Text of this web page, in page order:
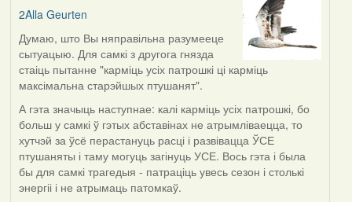
2Alla Geurten
Думаю, што Вы няправільна разумееце
сытуацыю. Для самкі з другога гнязда
стаіць пытанне "карміць усіх патрошкі ці карміць
максімальна старэйшых птушанят".
А гэта значыць наступнае: калі карміць усіх патрошкі, бо
больш у самкі ў гэтых абставінах не атрымліваецца, то
хутчэй за ўсё перастануць расці і развівацца ЎСЕ
птушаняты і таму могуць загінуць УСЕ. Вось гэта і была
бы для самкі трагедыя - патраціць увесь сезон і столькі
энергіі і не атрымаць патомкаў.